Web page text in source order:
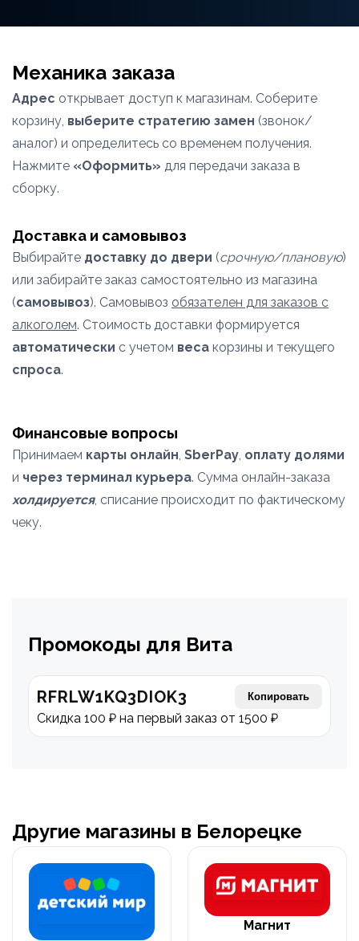
Механика заказа
Адрес открывает доступ к магазинам. Соберите
корзину, выберите стратегию замен (звонок/
аналог) и определитесь со временем получения.
Нажмите «Оформить» для передачи заказа в
сборку.
Доставка и самовывоз
Выбирайте доставку до двери (срочную/плановую)
или забирайте заказ самостоятельно из магазина
(самовывоз). Самовывоз обязателен для заказов с
алкоголем. Стоимость доставки формируется
автоматически с учетом веса корзины и текущего
спроса.
Финансовые вопросы
Принимаем карты онлайн, SberPay, оплату долями
и через терминал курьера. Сумма онлайн-заказа
холдируется, списание происходит по фактическому
чеку.
Промокоды для Вита
RFRLW1KQ3DIOK3 Копировать
Скидка 100 ₽ на первый заказ от 1500 ₽
Другие магазины в Белорецке
Магнит